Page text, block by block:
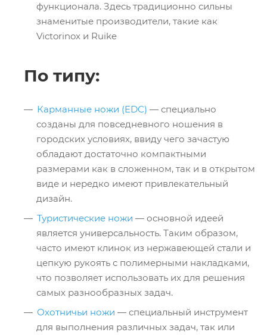
функционала. Здесь традиционно сильны
знаменитые производители, такие как
Victorinox и Ruike
По типу:
Карманные ножи (EDC) — специально
созданы для повседневного ношения в
городских условиях, ввиду чего зачастую
обладают достаточно компактными
размерами как в сложенном, так и в открытом
виде и нередко имеют привлекательный
дизайн.
Туристические ножи — основной идеей
является универсальность. Таким образом,
часто имеют клинок из нержавеющей стали и
цепкую рукоять с полимерными накладками,
что позволяет использовать их для решения
самых разнообразных задач.
Охотничьи ножи — специальный инструмент
для выполнения различных задач, так или